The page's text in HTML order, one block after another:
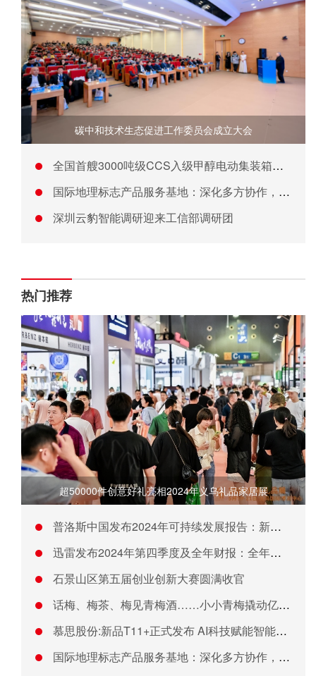
碳中和技术生态促进工作委员会成立大会
全国首艘3000吨级CCS入级甲醇电动集装箱船顺利吉水
国际地理标志产品服务基地：深化多方协作，共筑地理标志品牌发展
深圳云豹智能调研迎来工信部调研团
热门推荐
超50000件创意好礼亮相2024年义乌礼品家居展
普洛斯中国发布2024年可持续发展报告：新经济引擎 高质量发
迅雷发布2024年第四季度及全年财报：全年总营收3.24亿美
石景山区第五届创业创新大赛圆满收官
话梅、梅茶、梅见青梅酒……小小青梅撬动亿万生意
慕思股份:新品T11+正式发布 AI科技赋能智能睡眠新体验
国际地理标志产品服务基地：深化多方协作，共筑地理标志品牌发展